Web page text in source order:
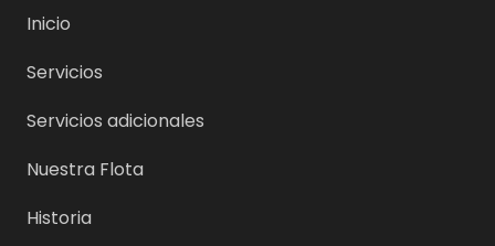
Inicio
Servicios
Servicios adicionales
Nuestra Flota
Historia